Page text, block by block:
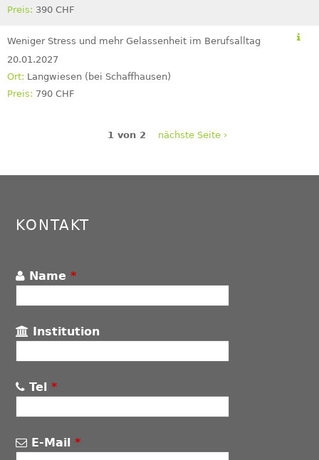
390 CHF
Weniger Stress und mehr Gelassenheit im Berufsalltag
20.01.2027
Langwiesen (bei Schaffhausen)
790 CHF
1 von 2 nächste Seite ›
KONTAKT
Name*
Institution
Tel*
E-Mail*